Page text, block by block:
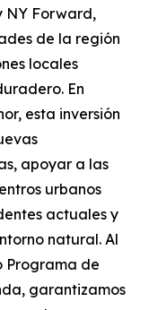
NY Forward,
de la región
locales
En
esta inversión
apoyar a las
urbanos
actuales y
natural. Al
Programa de
garantizamos